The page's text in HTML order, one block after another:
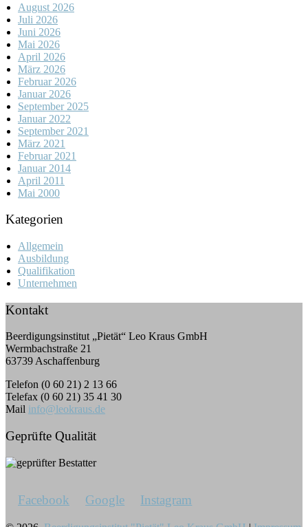
August 2026
Juli 2026
Juni 2026
Mai 2026
April 2026
März 2026
Februar 2026
Januar 2026
September 2025
Januar 2022
September 2021
März 2021
Februar 2021
Januar 2014
April 2011
Mai 2000
Kategorien
Allgemein
Ausbildung
Qualifikation
Unternehmen
Kontakt
Beerdigungsinstitut „Pietät“ Leo Kraus GmbH
Wermbachstraße 21
63739 Aschaffenburg
Telefon (0 60 21) 2 13 66
Telefax (0 60 21) 35 41 30
Mail info@leokraus.de
Geprüfte Qualität
Facebook Google Instagram